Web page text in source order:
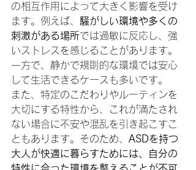
の相互作用によって大きく影響を受け
ます。例えば、 騒がしい環境や多くの
刺激がある場所では過敏に反応し、強
いストレスを感じることがあります。
一方で、静かで規則的な環境では安心
して生活できるケースも多いです。
また、特定のこだわりやルーティンを
大切にする特性から、これが満たされ
ない場合に不安や混乱を引き起こすこ
ともあります。そのため、 ASDを持つ
大人が快適に暮らすためには、自分の